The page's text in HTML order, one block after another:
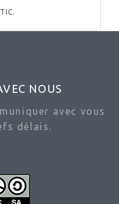
NOUS
avec vous
délais.